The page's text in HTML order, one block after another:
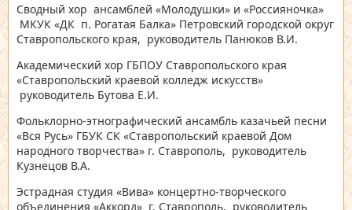
Сводный хор ансамблей «Молодушки» и «Россияночка»
МКУК «ДК п. Рогатая Балка» Петровский городской округ
Ставропольского края, руководитель Панюков В.И.
Академический хор ГБПОУ Ставропольского края
«Ставропольский краевой колледж искусств»
руководитель Бутова Е.И.
Фольклорно-этнографический ансамбль казачьей песни
«Вся Русь» ГБУК СК «Ставропольский краевой Дом
народного творчества» г. Ставрополь, руководитель
Кузнецов В.А.
Эстрадная студия «Вива» концертно-творческого
объединения «Аккорд» г. Ставрополь, руководитель